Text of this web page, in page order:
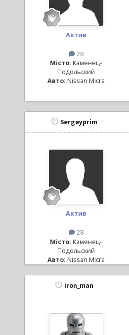
Актив
28
Місто: Каменец-
Подольский
Авто: Nissan Micra
Sergeyprim
Актив
28
Місто: Каменец-
Подольский
Авто: Nissan Micra
iron_man